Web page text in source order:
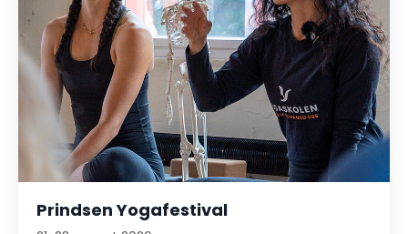
Prindsen Yogafestival